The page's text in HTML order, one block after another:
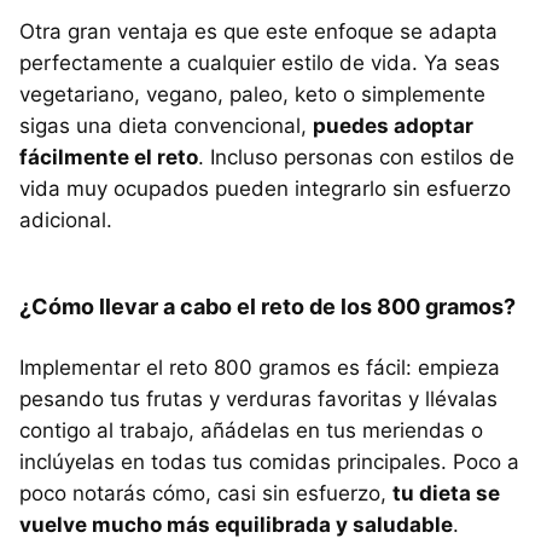
Otra gran ventaja es que este enfoque se adapta
perfectamente a cualquier estilo de vida. Ya seas
vegetariano, vegano, paleo, keto o simplemente
sigas una dieta convencional, puedes adoptar
fácilmente el reto. Incluso personas con estilos de
vida muy ocupados pueden integrarlo sin esfuerzo
adicional.
¿Cómo llevar a cabo el reto de los 800 gramos?
Implementar el reto 800 gramos es fácil: empieza
pesando tus frutas y verduras favoritas y llévalas
contigo al trabajo, añádelas en tus meriendas o
inclúyelas en todas tus comidas principales. Poco a
poco notarás cómo, casi sin esfuerzo, tu dieta se
vuelve mucho más equilibrada y saludable.